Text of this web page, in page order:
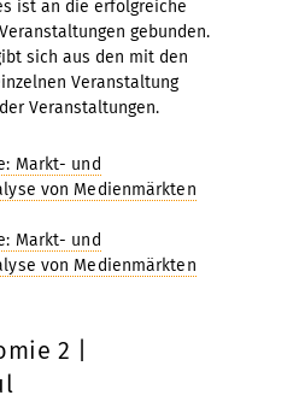
ist an die erfolgreiche
gebunden.
sich aus den mit den
Veranstaltung
Veranstaltungen.
Markt- und
von Medienmärkten
Markt- und
von Medienmärkten
2 |